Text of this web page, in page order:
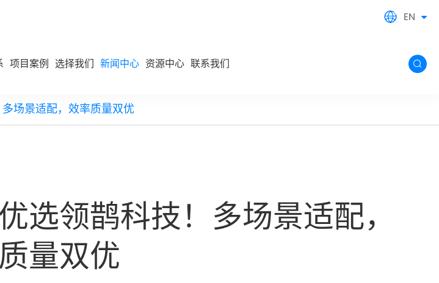
 EN
项目案例 选择我们 新闻中心 资源中心 联系我们 
场景适配，效率质量双优
选领鹊科技！多场景适配，
量双优